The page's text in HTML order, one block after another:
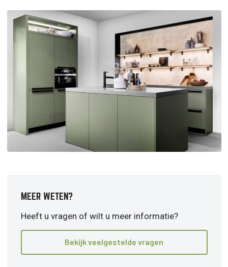
MEER WETEN?
Heeft u vragen of wilt u meer informatie?
Bekijk veelgestelde vragen